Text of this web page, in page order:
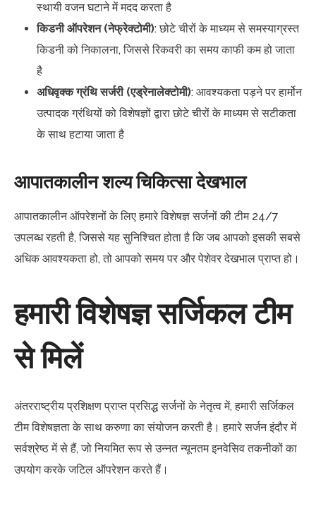
स्थायी वजन घटाने में मदद करता है
किडनी ऑपरेशन (नेफ्रेक्टोमी): छोटे चीरों के माध्यम से समस्याग्रस्त
किडनी को निकालना, जिससे रिकवरी का समय काफी कम हो जाता
है
अधिवृक्क ग्रंथि सर्जरी (एड्रेनालेक्टोमी): आवश्यकता पड़ने पर हार्मोन
उत्पादक ग्रंथियों को विशेषज्ञों द्वारा छोटे चीरों के माध्यम से सटीकता
के साथ हटाया जाता है
आपातकालीन शल्य चिकित्सा देखभाल
आपातकालीन ऑपरेशनों के लिए हमारे विशेषज्ञ सर्जनों की टीम 24/7
उपलब्ध रहती है, जिससे यह सुनिश्चित होता है कि जब आपको इसकी सबसे
अधिक आवश्यकता हो, तो आपको समय पर और पेशेवर देखभाल प्राप्त हो।
हमारी विशेषज्ञ सर्जिकल टीम
से मिलें
अंतरराष्ट्रीय प्रशिक्षण प्राप्त प्रसिद्ध सर्जनों के नेतृत्व में, हमारी सर्जिकल
टीम विशेषज्ञता के साथ करुणा का संयोजन करती है। हमारे सर्जन इंदौर में
सर्वश्रेष्ठ में से हैं, जो नियमित रूप से उन्नत न्यूनतम इनवेसिव तकनीकों का
उपयोग करके जटिल ऑपरेशन करते हैं।